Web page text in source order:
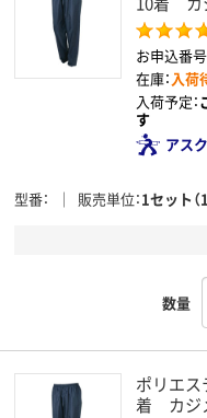
お申込番号
在庫：入荷
入荷予定：
す
アス
型番 販売単位 1セット（
数量
ポリエ
着 カジ